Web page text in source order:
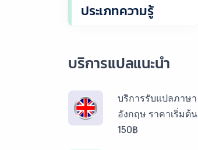
ประเภทความรู้
บริการแปลแนะนำ
บริการรับแปลภาษา
อังกฤษ ราคาเริ่มต้น
150฿